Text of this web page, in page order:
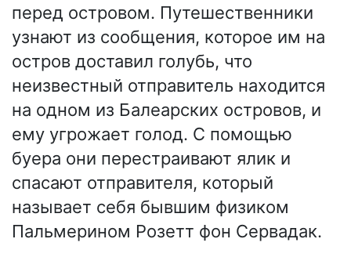
перед островом. Путешественники
узнают из сообщения, которое им на
остров доставил голубь, что
неизвестный отправитель находится
на одном из Балеарских островов, и
ему угрожает голод. С помощью
буера они перестраивают ялик и
спасают отправителя, который
называет себя бывшим физиком
Пальмерином Розетт фон Сервадак.